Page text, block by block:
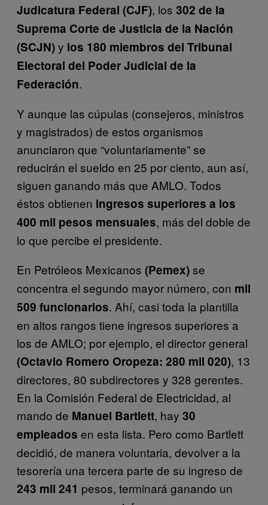
Judicatura Federal (CJF), los 302 de la
Suprema Corte de Justicia de la Nación
(SCJN)y los 180 miembros del Tribunal
Electoral del Poder Judicial de la
Federación.
Y aunque las cúpulas (consejeros, ministros
y magistrados) de estos organismos
anunciaron que “voluntariamente” se
reducirán el sueldo en 25 por ciento, aun así,
siguen ganando más que AMLO. Todos
éstos obtienen ingresos superiores a los
400 mil pesos mensuales, más del doble de
lo que percibe el presidente.
En Petróleos Mexicanos (Pemex)se
concentra el segundo mayor número, con mil
509 funcionarios. Ahí, casi toda la plantilla
en altos rangos tiene ingresos superiores a
los de AMLO; por ejemplo, el director general
(Octavio Romero Oropeza: 280 mil 020), 13
directores, 80 subdirectores y 328 gerentes.
En la Comisión Federal de Electricidad, al
mando de Manuel Bartlett, hay 30
empleados en esta lista. Pero como Bartlett
decidió, de manera voluntaria, devolver a la
tesorería una tercera parte de su ingreso de
243 mil 241 pesos, terminará ganando un